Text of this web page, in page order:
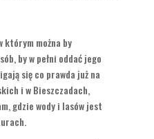
którym można by
by w pełni oddać jego
się co prawda już na
i w Bieszczadach,
gdzie wody i lasów jest